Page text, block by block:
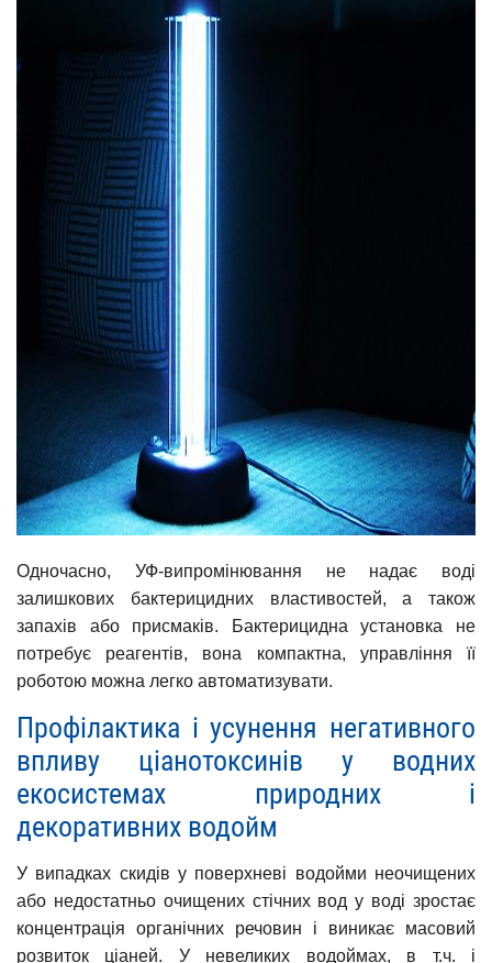
Одночасно, УФ-випромінювання не надає воді
залишкових бактерицидних властивостей, а також
запахів або присмаків. Бактерицидна установка не
потребує реагентів, вона компактна, управління її
роботою можна легко автоматизувати.
Профілактика і усунення негативного
впливу ціанотоксинів у водних
екосистемах природних і
декоративних водойм
У випадках скидів у поверхневі водойми неочищених
або недостатньо очищених стічних вод у воді зростає
концентрація органічних речовин і виникає масовий
розвиток ціаней. У невеликих водоймах, в т.ч. і